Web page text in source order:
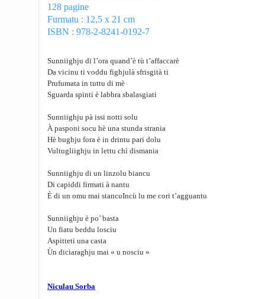
128 pagine
Furmatu : 12,5 x 21 cm
ISBN : 978-2-8241-0192-7
Sunniighju di l’ora quand’è tù t’affaccarè
Da vicinu ti voddu fighjulà sfrisgità ti
Prufumata in tuttu di mè
Sguarda spinti è labbra sbalasgiati
Sunniighju pà issi notti solu
À pasponi socu hè una stunda strania
Hè bughju fora è in drintu pari dolu
Vultugliighju in lettu chì dismania
Sunniighju di un linzolu biancu
Di capiddi firmati à nantu
È di un omu mai stancuIncù lu me cori t’agguantu
Sunniighju è po’ basta
Un fiatu beddu losciu
Aspitteti una casta
Ùn diciaraghju mai « u nosciu »
Niculau Sorba